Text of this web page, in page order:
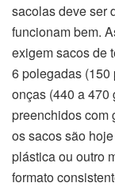
sacolas deve ser
funcionam bem.
exigem sacos de
6 polegadas (150
onças (440 a 470
preenchidos com
os sacos são
plástica ou outro
formato